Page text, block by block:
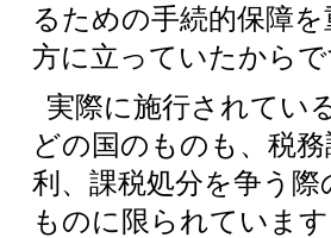
るための手続的保障
方に立っていたから
実際に施行されてい
どの国のものも、税
利、課税処分を争う
ものに限られていま